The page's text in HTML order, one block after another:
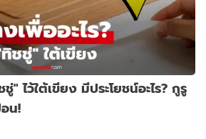
" ไว้ใต้เขียง มีประโยชน์อะไร? กูรู
น!